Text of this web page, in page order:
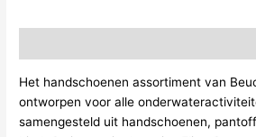
Het handschoenen assortiment van
ontworpen voor alle
samengesteld uit handschoenen,